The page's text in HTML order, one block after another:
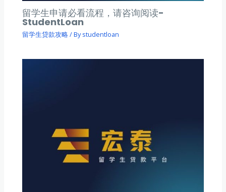
留学生申请必看流程，请咨询阅读-
StudentLoan
留学生贷款攻略/ Bystudentloan